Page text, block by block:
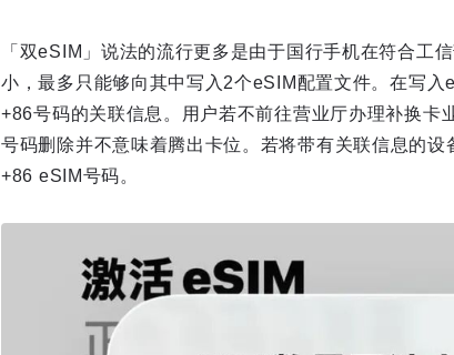
「双eSIM」说法的流行更多是由于国行手机在符合工
小，最多只能够向其中写入2个eSIM配置文件。在写
+86号码的关联信息。用户若不前往营业厅办理补换卡
号码删除并不意味着腾出卡位。若将带有关联信息的
+86 eSIM号码。